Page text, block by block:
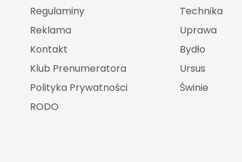
Regulaminy
Reklama
Kontakt
Klub Prenumeratora
Polityka Prywatności
RODO
Technika
Uprawa
Bydło
Ursus
Świnie